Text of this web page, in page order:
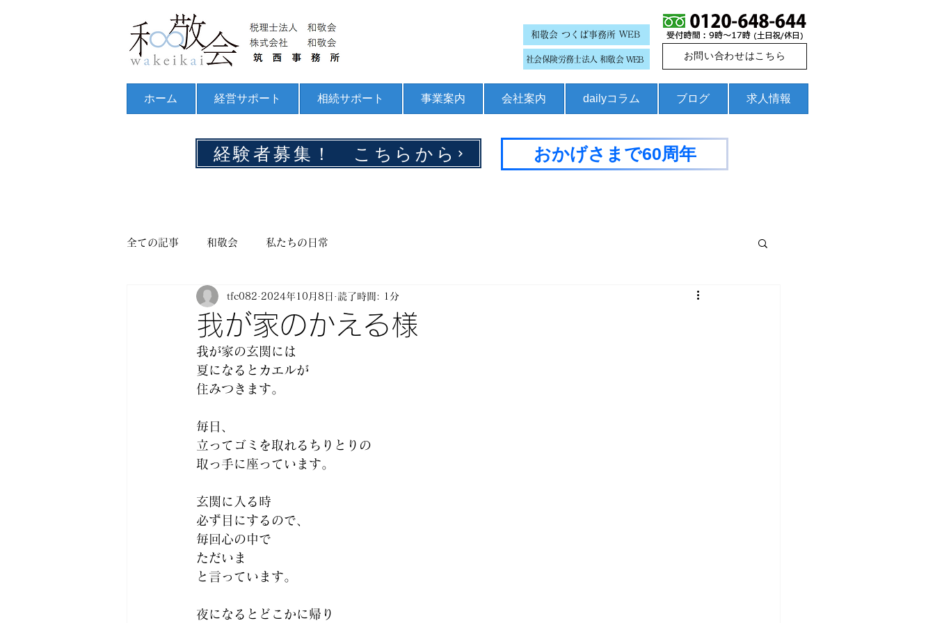
和敬会 つくば事務所 WEB
社会保険労務士法人 和敬会 WEB お問い合わせはこちら
ホーム 経営サポート 相続サポート 事業案内 会社案内 dailyコラム ブログ 求人情報
経験者募集！ こちらから おかげさまで60周年
全ての記事 和敬会 私たちの日常
我が家のかえる様
tfc082 2024年10月8日 読了時間: 1分
我が家の玄関には
夏になるとカエルが
住みつきます。
毎日、
立ってゴミを取れるちりとりの
取っ手に座っています。
玄関に入る時
必ず目にするので、
毎回心の中で
ただいま
と言っています。
夜になるとどこかに帰り